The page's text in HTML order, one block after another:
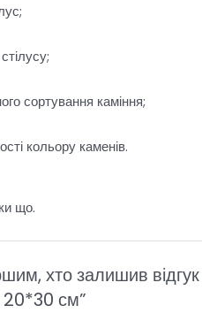
сортування каміння;
кольору каменів.
що.
хто залишив
20*30 см”